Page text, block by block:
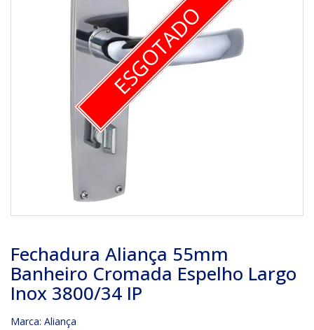
ESGOTADO
Fechadura Aliança 55mm
Banheiro Cromada Espelho Largo
Inox 3800/34 IP
Marca: Aliança